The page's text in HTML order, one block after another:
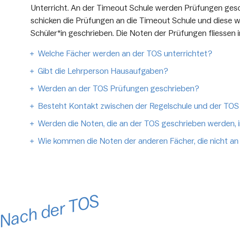
Unterricht. An der Timeout Schule werden Prüfungen
schicken die Prüfungen an die Timeout Schule und diese
Schüler*in geschrieben. Die Noten der Prüfungen
Welche Fächer werden an der TOS unterrichtet?
Gibt die Lehrperson Hausaufgaben?
Werden an der TOS Prüfungen geschrieben?
Besteht Kontakt zwischen der Regelschule und der
Werden die Noten, die an der TOS geschrieben
Wie kommen die Noten der anderen Fächer, die nicht
Nach der TOS